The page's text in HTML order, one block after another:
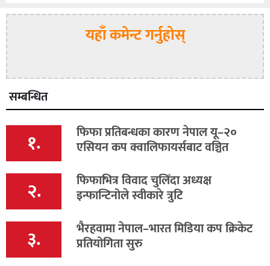
यहाँ कमेन्ट गर्नुहोस्
सम्बन्धित
१. फिफा प्रतिबन्धका कारण नेपाल यू–२०
एसियन कप क्वालिफायर्सबाट वञ्चित
२. फिफाभित्र विवाद चुलिँदा अध्यक्ष
इन्फान्टिनोले स्वीकारे त्रुटि
३. भैरहवामा नेपाल–भारत मिडिया कप क्रिकेट
प्रतियोगिता सुरु